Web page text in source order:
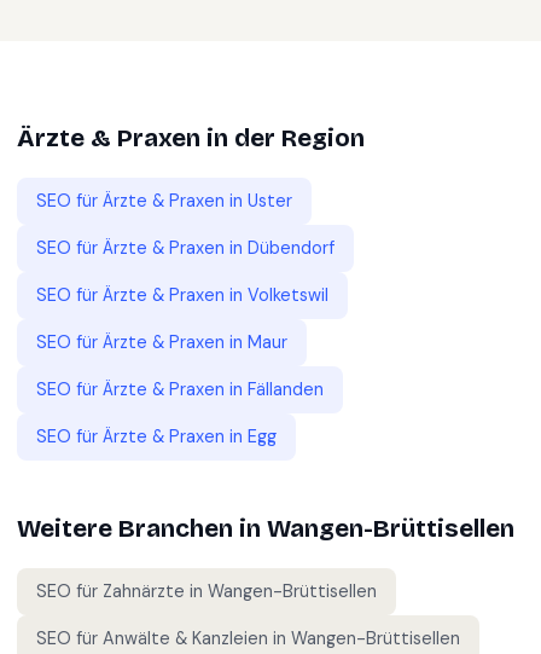
Ärzte & Praxen in der Region
SEO für Ärzte & Praxen in Uster
SEO für Ärzte & Praxen in Dübendorf
SEO für Ärzte & Praxen in Volketswil
SEO für Ärzte & Praxen in Maur
SEO für Ärzte & Praxen in Fällanden
SEO für Ärzte & Praxen in Egg
Weitere Branchen in Wangen-Brüttisellen
SEO für Zahnärzte in Wangen-Brüttisellen
SEO für Anwälte & Kanzleien in Wangen-Brüttisellen